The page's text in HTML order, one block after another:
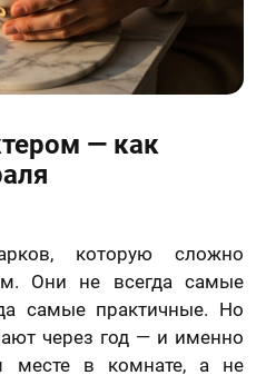
— как
которую сложно
Они не всегда самые
самые практичные. Но
через год — и именно
месте в комнате, а не
договора оферты
Вперед